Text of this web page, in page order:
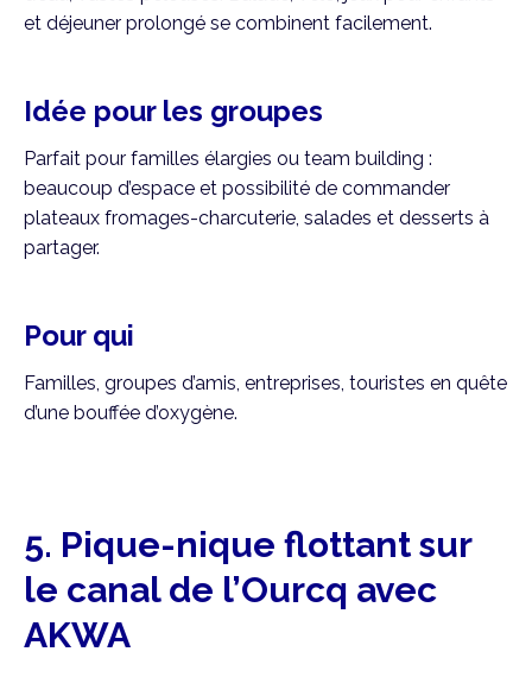
et déjeuner prolongé se combinent facilement.
Idée pour les groupes
Parfait pour familles élargies ou team building :
beaucoup d’espace et possibilité de commander
plateaux fromages-charcuterie, salades et desserts à
partager.
Pour qui
Familles, groupes d’amis, entreprises, touristes en quête
d’une bouffée d’oxygène.
5. Pique-nique flottant sur
le canal de l’Ourcq avec
AKWA